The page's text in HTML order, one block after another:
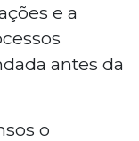
e a
antes da
o